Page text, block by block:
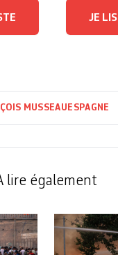
JE LIS
MUSSEAU ESPAGNE
lire également